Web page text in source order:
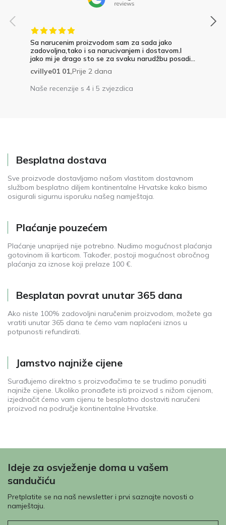
Sa narucenim proizvodom sam za sada jako
zadovoljna,tako i sa narucivanjem i dostavom.I
jako mi je drago sto se za svaku narudžbu posadi...
cvillye01 01,Prije 2 dana
Naše recenzije s 4 i 5 zvjezdica
Besplatna dostava
Sve proizvode dostavljamo našom vlastitom dostavnom
službom besplatno diljem kontinentalne Hrvatske kako bismo
osigurali sigurnu isporuku našeg namještaja.
Plaćanje pouzećem
Plaćanje unaprijed nije potrebno. Nudimo mogućnost plaćanja
gotovinom ili karticom. Također, postoji mogućnost obročnog
plaćanja za iznose koji prelaze 100 €.
Besplatan povrat unutar 365 dana
Ako niste 100% zadovoljni naručenim proizvodom, možete ga
vratiti unutar 365 dana te ćemo vam naplaćeni iznos u
potpunosti refundirati.
Jamstvo najniže cijene
Surađujemo direktno s proizvođačima te se trudimo ponuditi
najniže cijene. Ukoliko pronađete isti proizvod s nižom cijenom,
izjednačit ćemo vam cijenu te besplatno dostaviti naručeni
proizvod na područje kontinentalne Hrvatske.
Ideje za osvježenje doma u vašem
sandučiću
Pretplatite se na naš newsletter i prvi saznajte novosti o
namještaju.